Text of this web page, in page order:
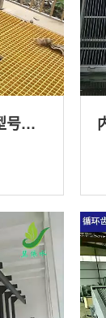
内蒙BYGS型清污机：型号多样应用广泛